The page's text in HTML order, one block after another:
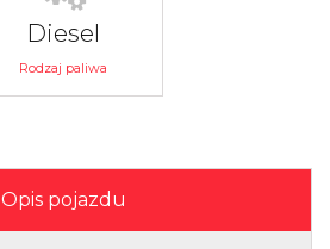
Diesel
Rodzaj paliwa
Opis pojazdu